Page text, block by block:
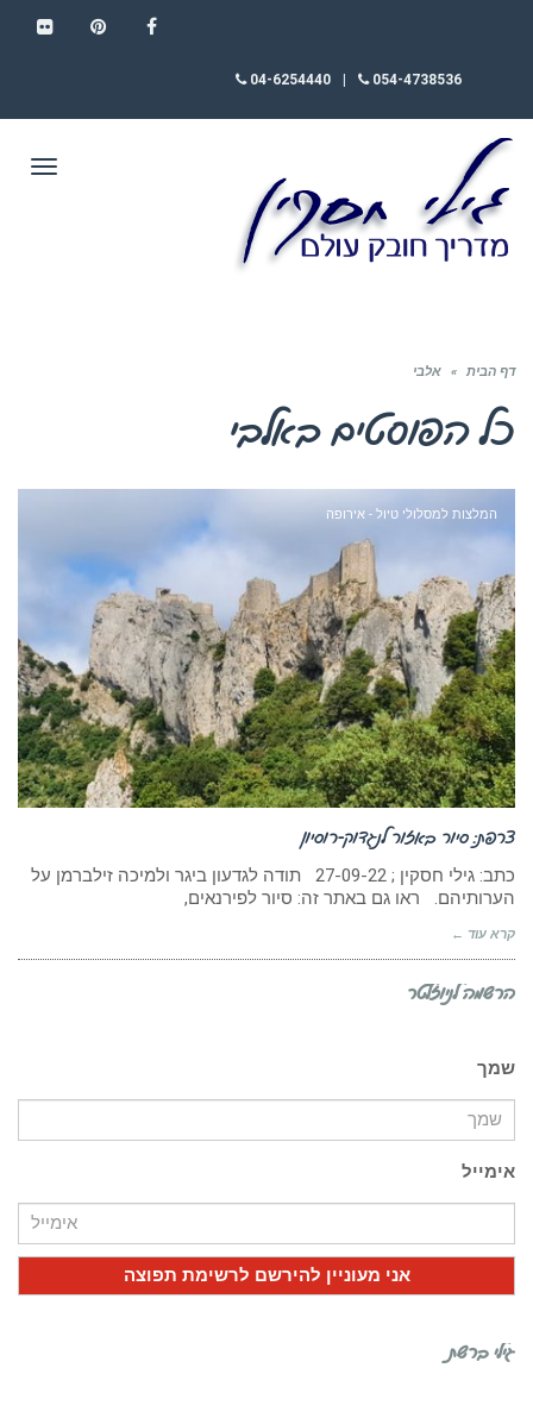
054-4738536
04-6254440
דף הבית » אלבי
כל הפוסטים באלבי
המלצות למסלולי טיול - אירופה
צרפת: סיור באזור לנגדוק-רוסיון
כתב: גילי חסקין ;‏‏‏ 27-09-22 תודה לגדעון ביגר ולמיכה זילברמן על
הערותיהם. ראו גם באתר זה: סיור לפירנאים,
קרא עוד ←
הרשמה לניוזלטר
שמך
אימייל
גילי ברשת